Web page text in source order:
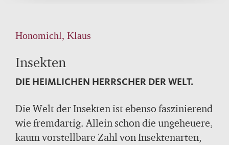
Honomichl, Klaus
Insekten
DIE HEIMLICHEN HERRSCHER DER WELT.
Die Welt der Insekten ist ebenso faszinierend
wie fremdartig. Allein schon die ungeheuere,
kaum vorstellbare Zahl von Insektenarten,